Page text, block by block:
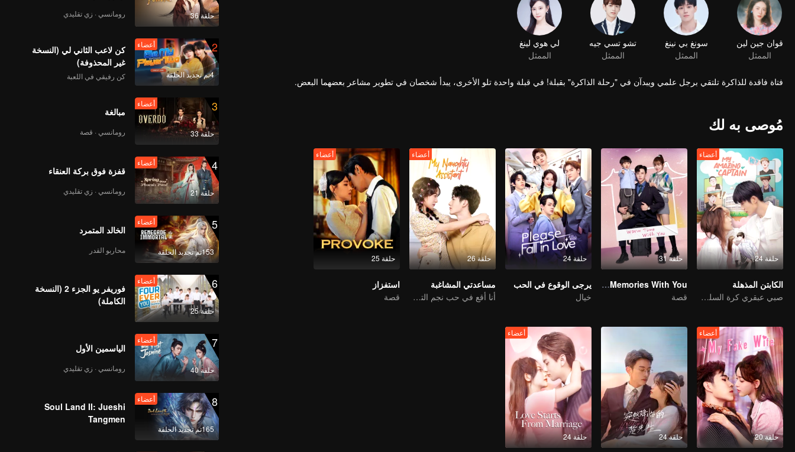
قوان جين لين
الممثل
سونغ بي نينغ
الممثل
تشو تسي جيه
الممثل
فتاة فاقدة للذاكرة تلتقي برجل علمي ويبدآن في "رحلة الذاكرة" بقبلة! في قبلة واحدة تلو الأخرى، يبدأ شخصان في تطوير مشاعر بعضهما البعض.
مُوصى به لك
حلقة 24
أعضاء
الكابتن المذهلة
صبي عبقري كرة السلة تحول فجأة إلى فتاة ووجد حبها الحقيقي
حلقة 31
My Memories With You
قصة
حلقة 24
يرجى الوقوع في الحب
خيال
حلقة 26
أعضاء
مساعدتي المشاغبة
أنا أقع في حب نجم الترفيه
حلقة 25
أعضاء
استفزاز
قصة
حلقة 20
أعضاء
حلقة 24 حلقة 24
أعضاء
حلقة 36 رومانسي · زي تقليدي
2
4تم تجديد الحلقة
أعضاء
كن لاعب الثاني لي (النسخة
غير المحذوفة)
كن رفيقي في اللعبة
3
حلقة 33
أعضاء
مبالغة
رومانسي · قصة
4
حلقة 21
أعضاء
قفزة فوق بركة العنقاء
رومانسي · زي تقليدي
5
153تم تجديد الحلقة
أعضاء
الخالد المتمرد
محاربو القدر
6
حلقة 25
أعضاء
فوريفر يو الجزء 2 (النسخة
الكاملة)
7
حلقة 40
أعضاء
الياسمين الأول
رومانسي · زي تقليدي
8
165تم تجديد الحلقة
أعضاء
Soul Land II: Jueshi
Tangmen